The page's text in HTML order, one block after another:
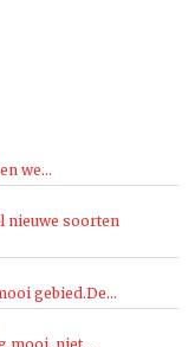
we...
nieuwe soorten
gebied.De...